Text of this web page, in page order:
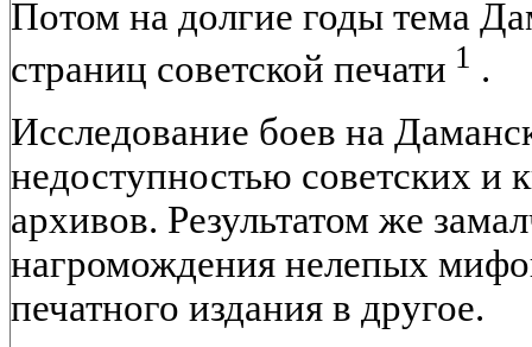
Потом на долгие годы тема
страниц советской печати 1 .
Исследование боев на
недоступностью советских и
архивов. Результатом же
нагромождения нелепых
печатного издания в другое.